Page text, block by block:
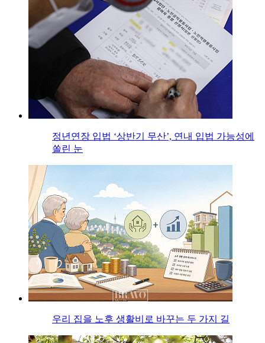
정년연장 입법 ‘상반기 무산’, 연내 입법 가능성에
쏠린 눈
우리 집을 노후 생활비로 바꾸는 두 가지 길